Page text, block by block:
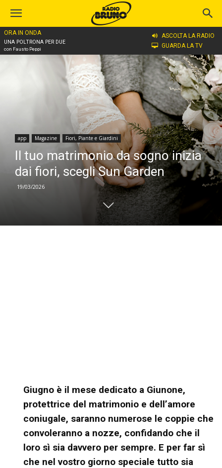
ORA IN ONDA
UNA POLTRONA PER DUE
con Fausto Peppi
ASCOLTA LA RADIO
GUARDA LA TV
Home
app Magazine Fiori, Piante e Giardini
Il tuo matrimonio da sogno inizia
dai fiori, scegli Sun Garden
19/03/2026
Giugno è il mese dedicato a Giunone,
protettrice del matrimonio e dell’amore
coniugale, saranno numerose le coppie che
convoleranno a nozze, confidando che il
loro sì sia davvero per sempre. E per far sì
che nel vostro giorno speciale tutto sia